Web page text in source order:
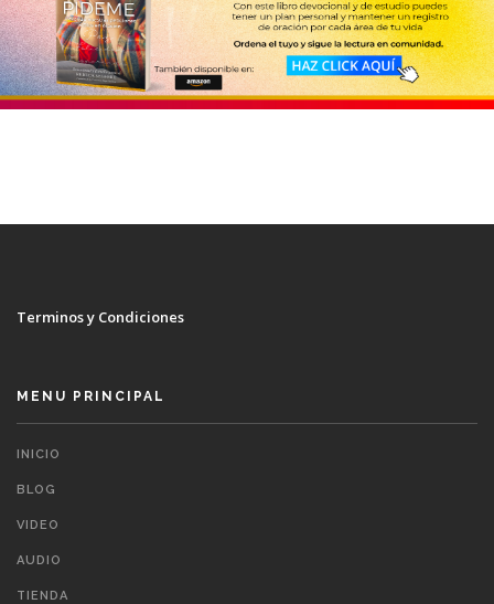
Terminos y Condiciones
MENU PRINCIPAL
INICIO
BLOG
VIDEO
AUDIO
TIENDA